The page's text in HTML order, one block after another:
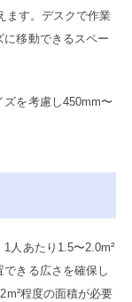
ます。デスクで作業
に移動できるスペー
ズを考慮し450mm〜
人あたり1.5〜2.0m²
きる広さを確保し
程度の面積が必要